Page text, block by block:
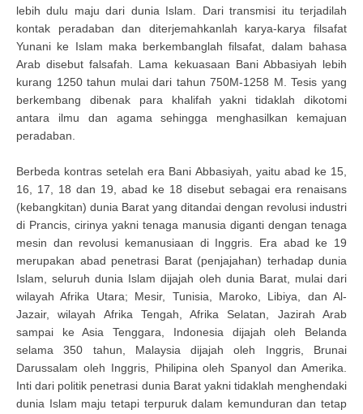
lebih dulu maju dari dunia Islam. Dari transmisi itu terjadilah
kontak peradaban dan diterjemahkanlah karya-karya filsafat
Yunani ke Islam maka berkembanglah filsafat, dalam bahasa
Arab disebut falsafah. Lama kekuasaan Bani Abbasiyah lebih
kurang 1250 tahun mulai dari tahun 750M-1258 M. Tesis yang
berkembang dibenak para khalifah yakni tidaklah dikotomi
antara ilmu dan agama sehingga menghasilkan kemajuan
peradaban.
Berbeda kontras setelah era Bani Abbasiyah, yaitu abad ke 15,
16, 17, 18 dan 19, abad ke 18 disebut sebagai era renaisans
(kebangkitan) dunia Barat yang ditandai dengan revolusi industri
di Prancis, cirinya yakni tenaga manusia diganti dengan tenaga
mesin dan revolusi kemanusiaan di Inggris. Era abad ke 19
merupakan abad penetrasi Barat (penjajahan) terhadap dunia
Islam, seluruh dunia Islam dijajah oleh dunia Barat, mulai dari
wilayah Afrika Utara; Mesir, Tunisia, Maroko, Libiya, dan Al-
Jazair, wilayah Afrika Tengah, Afrika Selatan, Jazirah Arab
sampai ke Asia Tenggara, Indonesia dijajah oleh Belanda
selama 350 tahun, Malaysia dijajah oleh Inggris, Brunai
Darussalam oleh Inggris, Philipina oleh Spanyol dan Amerika.
Inti dari politik penetrasi dunia Barat yakni tidaklah menghendaki
dunia Islam maju tetapi terpuruk dalam kemunduran dan tetap